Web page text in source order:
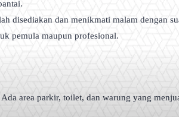
disediakan dan menikmati malam dengan
pemula maupun profesional.
area parkir, toilet, dan warung yang